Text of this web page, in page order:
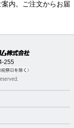
内。ご注文からお届
255